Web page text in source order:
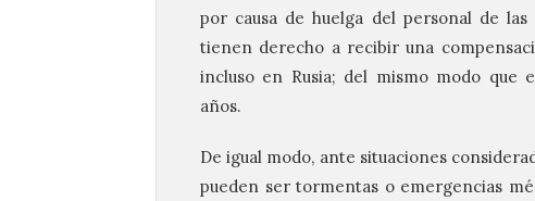
por causa de huelga del personal de
tienen derecho a recibir una
incluso en Rusia; del mismo modo que
años.
De igual modo, ante situaciones
pueden ser tormentas o emergencias